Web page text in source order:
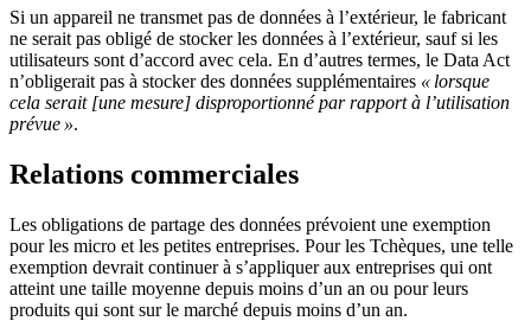
Si un appareil ne transmet pas de données à l’extérieur, le fabricant
ne serait pas obligé de stocker les données à l’extérieur, sauf si les
utilisateurs sont d’accord avec cela. En d’autres termes, le Data Act
n’obligerait pas à stocker des données supplémentaires « lorsque
cela serait [une mesure] disproportionné par rapport à l’utilisation
prévue ».
Relations commerciales
Les obligations de partage des données prévoient une exemption
pour les micro et les petites entreprises. Pour les Tchèques, une telle
exemption devrait continuer à s’appliquer aux entreprises qui ont
atteint une taille moyenne depuis moins d’un an ou pour leurs
produits qui sont sur le marché depuis moins d’un an.